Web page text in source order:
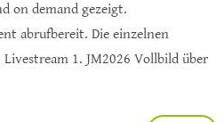
on demand gezeigt.
abrufbereit. Die einzelnen
1. JM2026 Vollbild über